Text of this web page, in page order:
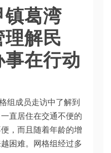
葛湾
解民
在行动
组成员走访中了解到
直居住在交通不便的
，而且随着年龄的增
困难。网格组经过多